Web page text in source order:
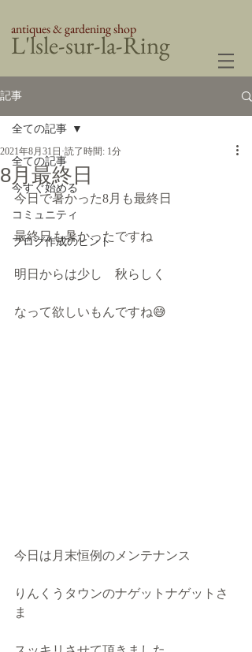
​L'lsle-sur-la-Ring
antiques & gardening shop
記事
全ての記事
今すぐ始める
コミュニティ
ブログ作成のヒント
全ての記事
8月最終日
2021年8月31日 読了時間: 1分
今日で暑かった8月も最終日
最終日も暑かったですね
明日からは少し　秋らしく
なって欲しいもんですね😅
今日は月末恒例のメンテナンス
りんくうタウンのナゲットナゲットさ
ま